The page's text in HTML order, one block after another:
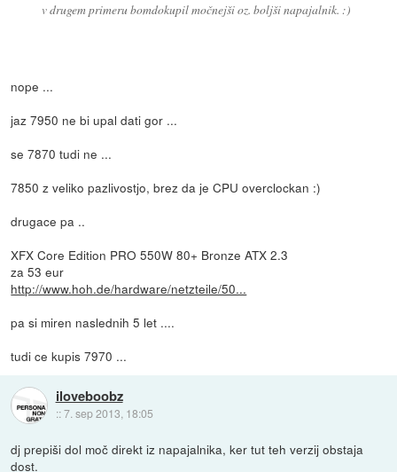
v drugem primeru bomdokupil močnejši oz. boljši napajalnik. :)
nope ...
jaz 7950 ne bi upal dati gor ...
se 7870 tudi ne ...
7850 z veliko pazlivostjo, brez da je CPU overclockan :)
drugace pa ..
XFX Core Edition PRO 550W 80+ Bronze ATX 2.3
za 53 eur
http://www.hoh.de/hardware/netzteile/50...
pa si miren naslednih 5 let ....
tudi ce kupis 7970 ...
iloveboobz
::7. sep 2013, 18:05
dj prepiši dol moč direkt iz napajalnika, ker tut teh verzij obstaja
dost.